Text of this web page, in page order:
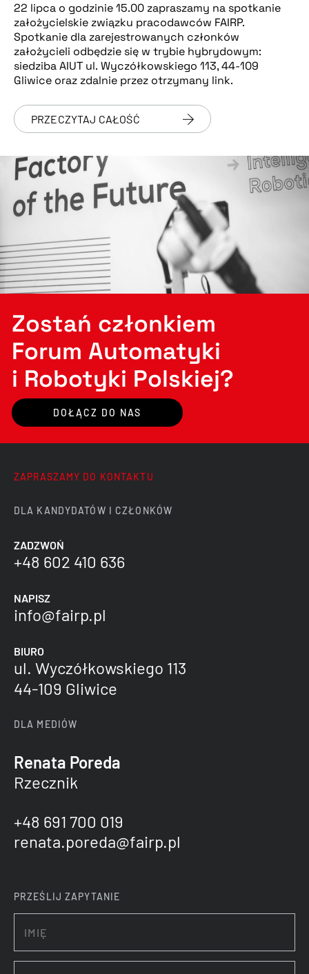
22 lipca o godzinie 15.00 zapraszamy na spotkanie
założycielskie związku pracodawców FAIRP.
Spotkanie dla zarejestrowanych członków
założycieli odbędzie się w trybie hybrydowym:
siedziba AIUT ul. Wyczółkowskiego 113, 44-109
Gliwice oraz zdalnie przez otrzymany link.
PRZECZYTAJ CAŁOŚĆ
Zostań członkiem
Forum Automatyki
i Robotyki Polskiej?
DOŁĄCZ DO NAS
ZAPRASZAMY DO KONTAKTU
DLA KANDYDATÓW I CZŁONKÓW
ZADZWOŃ
+48 602 410 636
NAPISZ
info@fairp.pl
BIURO
ul. Wyczółkowskiego 113
44-109 Gliwice
DLA MEDIÓW
Renata Poreda
Rzecznik
+48 691 700 019
renata.poreda@fairp.pl
PRZEŚLIJ ZAPYTANIE